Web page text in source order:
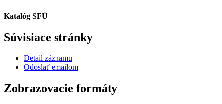
Katalóg SFÚ
Súvisiace stránky
Detail záznamu
Odoslať emailom
Zobrazovacie formáty